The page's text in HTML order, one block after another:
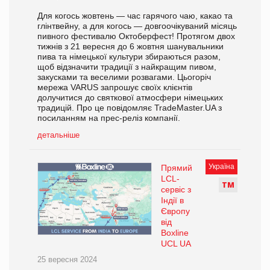
Для когось жовтень — час гарячого чаю, какао та
глінтвейну, а для когось — довгоочікуваний місяць
пивного фестивалю Октоберфест! Протягом двох
тижнів з 21 вересня до 6 жовтня шанувальники
пива та німецької культури збираються разом,
щоб відзначити традиції з найкращим пивом,
закусками та веселими розвагами. Цьогоріч
мережа VARUS запрошує своїх клієнтів
долучитися до святкової атмосфери німецьких
традицій. Про це повідомляє TradeMaster.UA з
посиланням на прес-реліз компанії.
детальніше
Україна
ТМ
Прямий
LCL-
сервіс з
Індії в
Європу
від
Boxline
UCL UA
25 вересня 2024